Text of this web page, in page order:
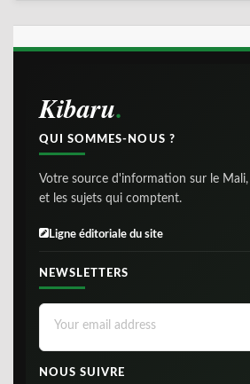
Kibaru
QUI SOMMES-NOUS ?
Votre source d'information sur le
et les sujets qui comptent.
Ligne éditoriale du site
NEWSLETTERS
NOUS SUIVRE